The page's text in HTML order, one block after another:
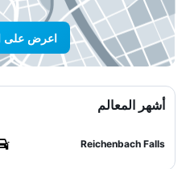
اعرض على
أشهر المعالم
Reichenbach Falls